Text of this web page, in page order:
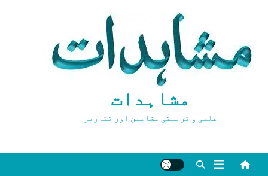
مشاہدات
علمی و تربیتی مضامین اور تقاریر